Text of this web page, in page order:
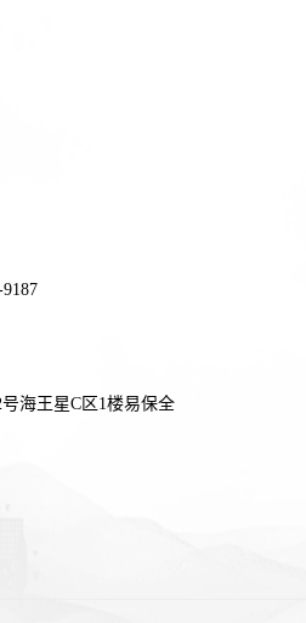
海王星C区1楼易保全